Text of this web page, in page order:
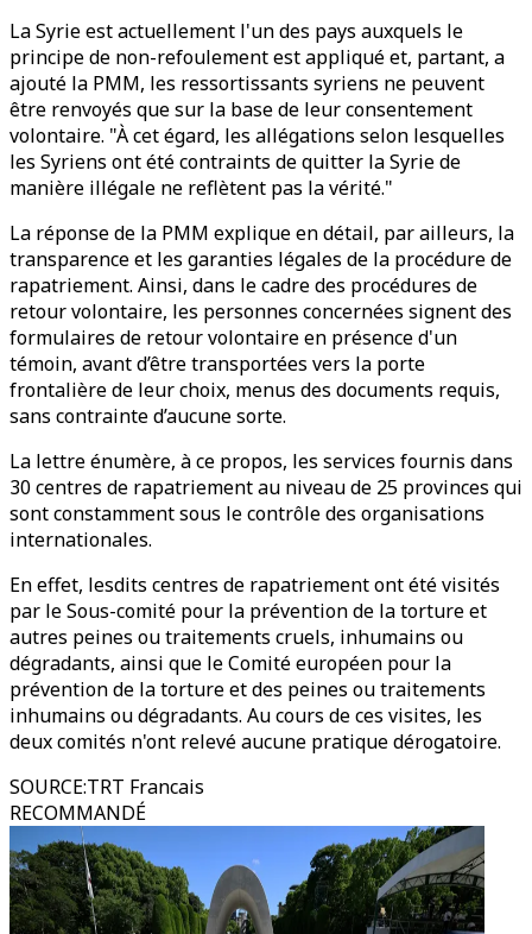
La Syrie est actuellement l'un des pays auxquels le
principe de non-refoulement est appliqué et, partant, a
ajouté la PMM, les ressortissants syriens ne peuvent
être renvoyés que sur la base de leur consentement
volontaire. "À cet égard, les allégations selon lesquelles
les Syriens ont été contraints de quitter la Syrie de
manière illégale ne reflètent pas la vérité."
La réponse de la PMM explique en détail, par ailleurs, la
transparence et les garanties légales de la procédure de
rapatriement. Ainsi, dans le cadre des procédures de
retour volontaire, les personnes concernées signent des
formulaires de retour volontaire en présence d'un
témoin, avant d’être transportées vers la porte
frontalière de leur choix, menus des documents requis,
sans contrainte d’aucune sorte.
La lettre énumère, à ce propos, les services fournis dans
30 centres de rapatriement au niveau de 25 provinces qui
sont constamment sous le contrôle des organisations
internationales.
En effet, lesdits centres de rapatriement ont été visités
par le Sous-comité pour la prévention de la torture et
autres peines ou traitements cruels, inhumains ou
dégradants, ainsi que le Comité européen pour la
prévention de la torture et des peines ou traitements
inhumains ou dégradants. Au cours de ces visites, les
deux comités n'ont relevé aucune pratique dérogatoire.
SOURCE:TRT Francais
RECOMMANDÉ